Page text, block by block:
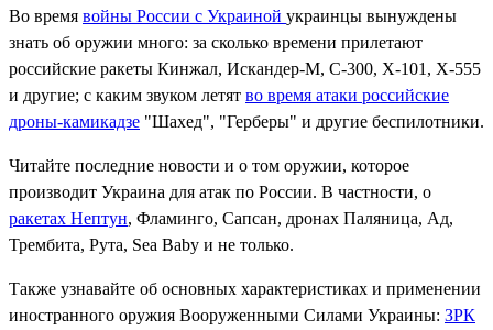
Во время войны России с Украиной украинцы вынуждены
знать об оружии много: за сколько времени прилетают
российские ракеты Кинжал, Искандер-М, С-300, Х-101, Х-555
и другие; с каким звуком летят во время атаки российские
дроны-камикадзе "Шахед", "Герберы" и другие беспилотники.
Читайте последние новости и о том оружии, которое
производит Украина для атак по России. В частности, о
ракетах Нептун, Фламинго, Сапсан, дронах Паляница, Ад,
Трембита, Рута, Sea Baby и не только.
Также узнавайте об основных характеристиках и применении
иностранного оружия Вооруженными Силами Украины: ЗРК